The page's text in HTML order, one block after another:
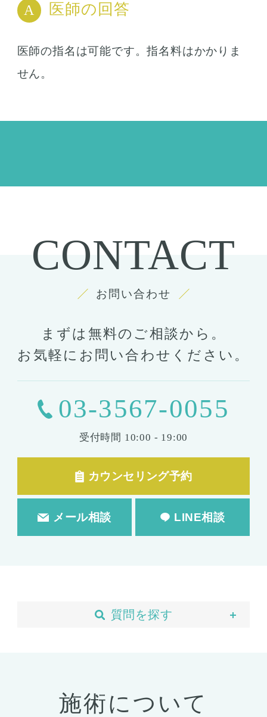
医師の回答
医師の指名は可能です。指名料はかかりま
せん。
CONTACT
お問い合わせ
まずは無料のご相談から。
お気軽にお問い合わせください。
03-3567-0055
受付時間 10:00 - 19:00
カウンセリング予約
メール相談 LINE相談
質問を探す
胸の整形
施術について